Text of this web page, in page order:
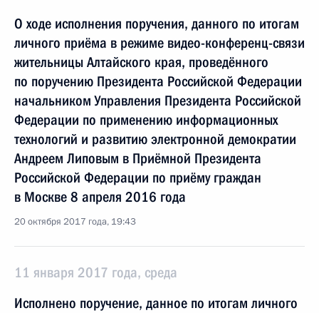
О ходе исполнения поручения, данного по итогам
личного приёма в режиме видео-конференц-связи
жительницы Алтайского края, проведённого
по поручению Президента Российской Федерации
начальником Управления Президента Российской
Федерации по применению информационных
технологий и развитию электронной демократии
Андреем Липовым в Приёмной Президента
Российской Федерации по приёму граждан
в Москве 8 апреля 2016 года
20 октября 2017 года, 19:43
11 января 2017 года, среда
Исполнено поручение, данное по итогам личного